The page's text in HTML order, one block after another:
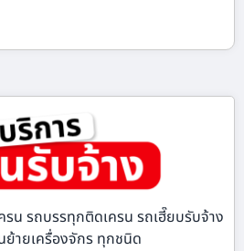
รน รถบรรทุกติดเครน รถเฮี๊ยบรับจ้าง
ย้ายเครื่องจักร ทุกชนิด